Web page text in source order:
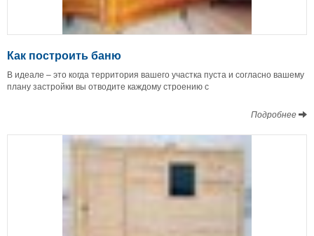
Как построить баню
В идеале – это когда территория вашего участка пуста и согласно вашему
плану застройки вы отводите каждому строению с
Подробнее